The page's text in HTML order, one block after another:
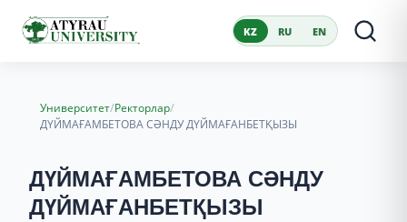
KZ RU EN
Университет/Ректорлар/
ДҮЙМАҒАМБЕТОВА СӘНДУ ДҮЙМАҒАНБЕТҚЫЗЫ
ДҮЙМАҒАМБЕТОВА СӘНДУ
ДҮЙМАҒАНБЕТҚЫЗЫ